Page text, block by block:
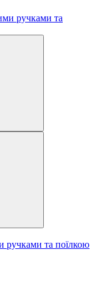
ручками та поїлкою